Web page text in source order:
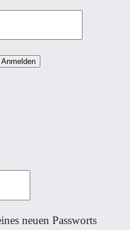
Anmelden
neuen Passworts